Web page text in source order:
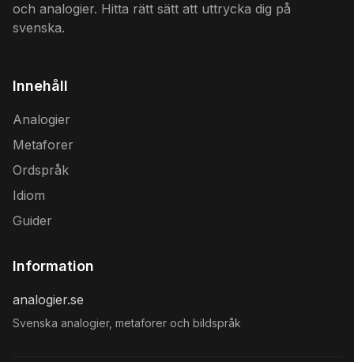
och analogier. Hitta rätt sätt att uttrycka dig på
svenska.
Innehåll
Analogier
Metaforer
Ordspråk
Idiom
Guider
Information
analogier.se
Svenska analogier, metaforer och bildspråk